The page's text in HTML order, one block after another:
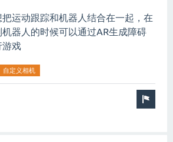
运动跟踪和机器人结合在一起，在
器人的时候可以通过AR生成障碍
游戏
自定义相机